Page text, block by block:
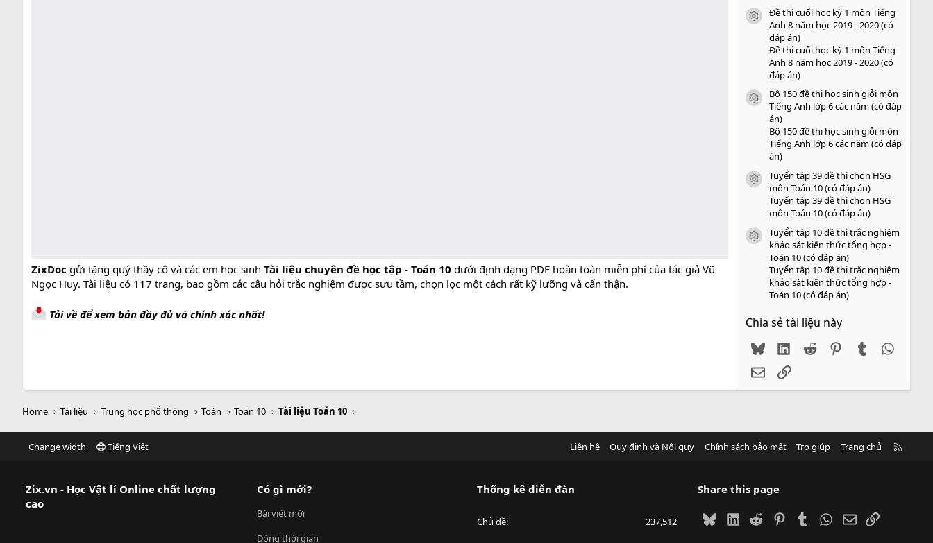
ZixDoc gửi tặng quý thầy cô và các em học sinh Tài liệu chuyên đề học tập - Toán 10 dưới định dạng PDF hoàn toàn miễn phí của tác giả Vũ
Ngọc Huy. Tài liệu có 117 trang, bao gồm các câu hỏi trắc nghiệm được sưu tầm, chọn lọc một cách rất kỹ lưỡng và cẩn thận.
Tải về để xem bản đầy đủ và chính xác nhất!
icon tài liệu
Đề thi cuối học kỳ 1 môn Tiếng
Anh 8 năm học 2019 - 2020 (có
đáp án)
Đề thi cuối học kỳ 1 môn Tiếng
Anh 8 năm học 2019 - 2020 (có
đáp án)
icon tài liệu
Bộ 150 đề thi học sinh giỏi môn
Tiếng Anh lớp 6 các năm (có đáp
án)
Bộ 150 đề thi học sinh giỏi môn
Tiếng Anh lớp 6 các năm (có đáp
án)
icon tài liệu
Tuyển tập 39 đề thi chọn HSG
môn Toán 10 (có đáp án)
Tuyển tập 39 đề thi chọn HSG
môn Toán 10 (có đáp án)
icon tài liệu
Tuyển tập 10 đề thi trắc nghiệm
khảo sát kiến thức tổng hợp -
Toán 10 (có đáp án)
Tuyển tập 10 đề thi trắc nghiệm
khảo sát kiến thức tổng hợp -
Toán 10 (có đáp án)
Chia sẻ tài liệu này
BlueskyLinkedIn
Reddit PinterestTumblr
EmailLink
Home Tài liệu Trung học phổ thông Toán Toán 10 Tài liệu Toán 10
Change width Tiếng Việt Liên hệ Quy định và Nội quy Chính sách bảo mật Trợ giúp Trang chủ
Zix.vn - Học Vật lí Online chất lượng
cao
Có gì mới?
Bài viết mới
Dòng thời gian
Thống kê diễn đàn
Chủ đề 237,512
Share this page
BlueskyLinkedIn
Reddit PinterestTumblrWhatsApp
EmailLink